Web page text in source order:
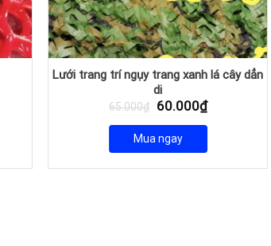
Lưới trang trí ngụy trang xanh lá cây dẳn
di
65.000₫
Giá
65.000₫.
60.000₫Giá
hiện
tại
Mua ngay